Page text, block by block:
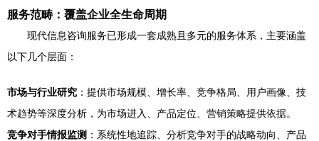
服务范畴：覆盖企业全生命周期
现代信息咨询服务已形成一套成熟且多元的服务体系，主要涵盖
以下几个层面：
市场与行业研究 ：提供市场规模、增长率、竞争格局、用户画像、技
术趋势等深度分析，为市场进入、产品定位、营销策略提供依据。
竞争对手情报监测 ：系统性地追踪、分析竞争对手的战略动向、产品